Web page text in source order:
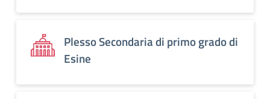
Plesso Secondaria di primo grado di
Esine